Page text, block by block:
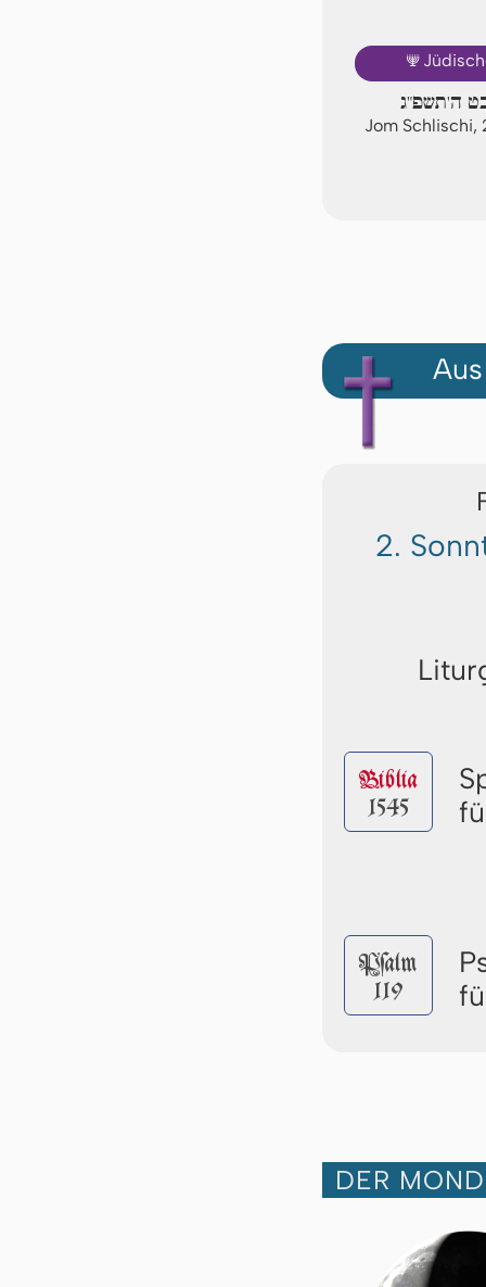
🕎
ה'תשפ"ג
Jom Schlischi,
2.
Biblia
1545
Pſalm
119
DER